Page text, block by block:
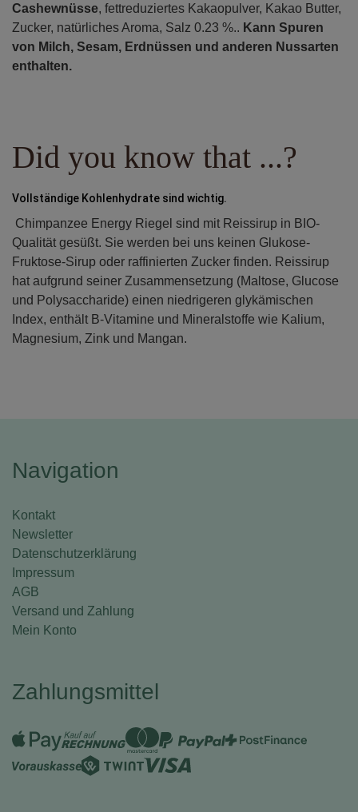
Cashewnüsse, fettreduziertes Kakaopulver, Kakao Butter,
Zucker, natürliches Aroma, Salz 0.23 %.. Kann Spuren
von Milch, Sesam, Erdnüssen und anderen Nussarten
enthalten.
Did you know that ...?
Vollständige Kohlenhydrate sind wichtig.
Chimpanzee Energy Riegel sind mit Reissirup in BIO-
Qualität gesüßt. Sie werden bei uns keinen Glukose-
Fruktose-Sirup oder raffinierten Zucker finden. Reissirup
hat aufgrund seiner Zusammensetzung (Maltose, Glucose
und Polysaccharide) einen niedrigeren glykämischen
Index, enthält B-Vitamine und Mineralstoffe wie Kalium,
Magnesium, Zink und Mangan.
Navigation
Kontakt
Newsletter
Datenschutzerklärung
Impressum
AGB
Versand und Zahlung
Mein Konto
Zahlungsmittel